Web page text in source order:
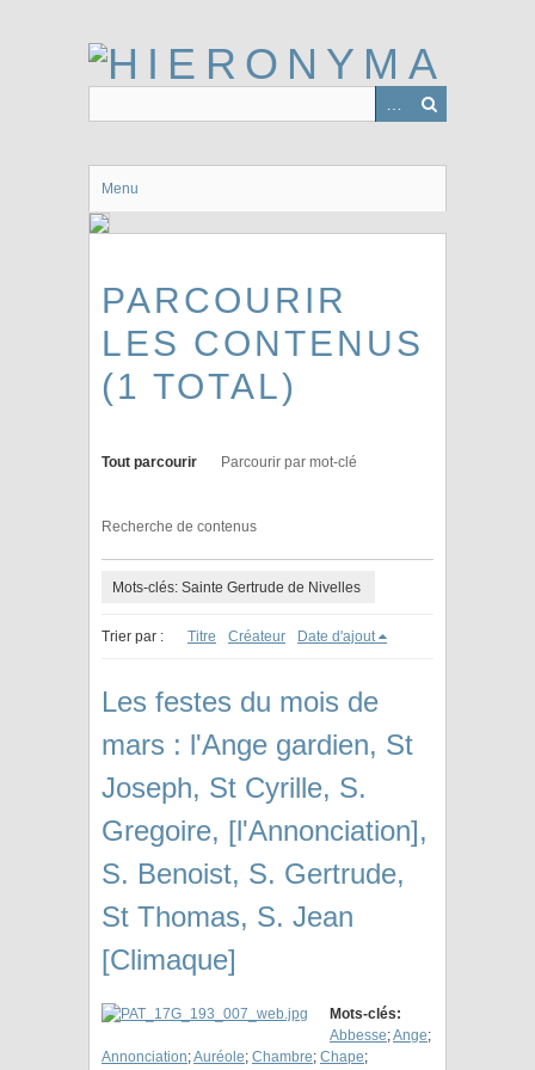
Menu
PARCOURIR
LES CONTENUS
(1 TOTAL)
Tout parcourir Parcourir par mot-clé
Recherche de contenus
Mots-clés: Sainte Gertrude de Nivelles
Trier par : Titre Créateur Date d'ajout
Les festes du mois de
mars : l'Ange gardien, St
Joseph, St Cyrille, S.
Gregoire, [l'Annonciation],
S. Benoist, S. Gertrude,
St Thomas, S. Jean
[Climaque]
Mots-clés:
Abbesse;Ange;
Annonciation;Auréole; Chambre; Chape;